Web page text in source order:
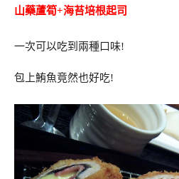
山藥蘆筍+海苔培根起司
一次可以吃到兩種口味!
包上鮪魚竟然也好吃!